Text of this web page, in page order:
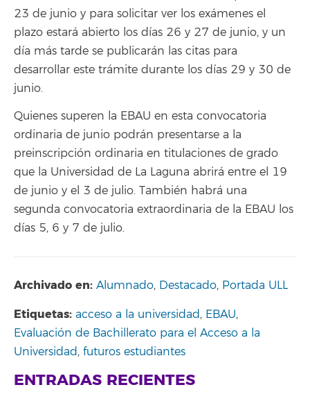
23 de junio y para solicitar ver los exámenes el
plazo estará abierto los días 26 y 27 de junio, y un
día más tarde se publicarán las citas para
desarrollar este trámite durante los días 29 y 30 de
junio.
Quienes superen la EBAU en esta convocatoria
ordinaria de junio podrán presentarse a la
preinscripción ordinaria en titulaciones de grado
que la Universidad de La Laguna abrirá entre el 19
de junio y el 3 de julio. También habrá una
segunda convocatoria extraordinaria de la EBAU los
días 5, 6 y 7 de julio.
Archivado en: Alumnado, Destacado, Portada ULL
Etiquetas: acceso a la universidad , EBAU,
Evaluación de Bachillerato para el Acceso a la
Universidad , futuros estudiantes
ENTRADAS RECIENTES